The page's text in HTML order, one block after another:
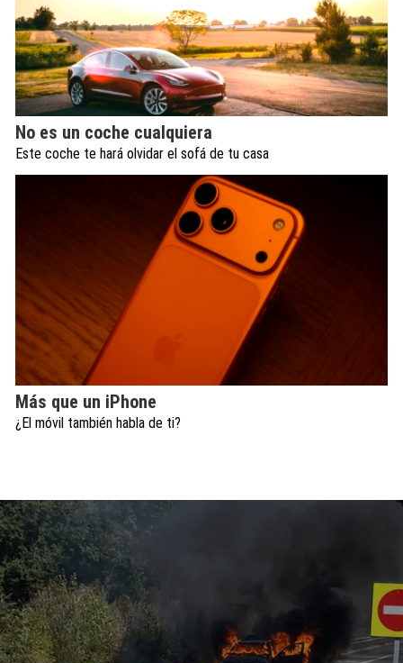
No es un coche cualquiera
Este coche te hará olvidar el sofá de tu casa
Más que un iPhone
¿El móvil también habla de ti?